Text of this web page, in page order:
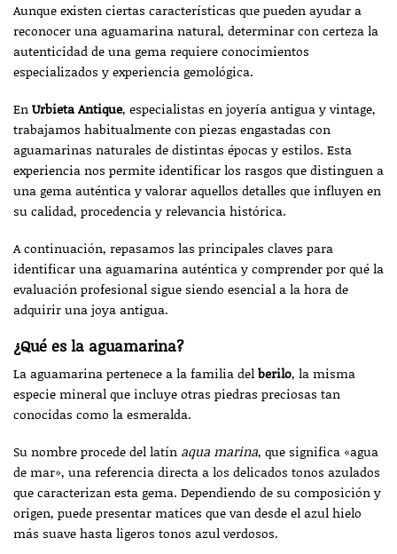
Aunque existen ciertas características que pueden ayudar a
reconocer una aguamarina natural, determinar con certeza la
autenticidad de una gema requiere conocimientos
especializados y experiencia gemológica.
EnUrbieta Antique, especialistas en joyería antigua y vintage,
trabajamos habitualmente con piezas engastadas con
aguamarinas naturales de distintas épocas y estilos. Esta
experiencia nos permite identificar los rasgos que distinguen a
una gema auténtica y valorar aquellos detalles que influyen en
su calidad, procedencia y relevancia histórica.
A continuación, repasamos las principales claves para
identificar una aguamarina auténtica y comprender por qué la
evaluación profesional sigue siendo esencial a la hora de
adquirir una joya antigua.
¿Qué es la aguamarina?
La aguamarina pertenece a la familia delberilo, la misma
especie mineral que incluye otras piedras preciosas tan
conocidas como la esmeralda.
Su nombre procede del latín aqua marina, que significa «agua
de mar», una referencia directa a los delicados tonos azulados
que caracterizan esta gema. Dependiendo de su composición y
origen, puede presentar matices que van desde el azul hielo
más suave hasta ligeros tonos azul verdosos.